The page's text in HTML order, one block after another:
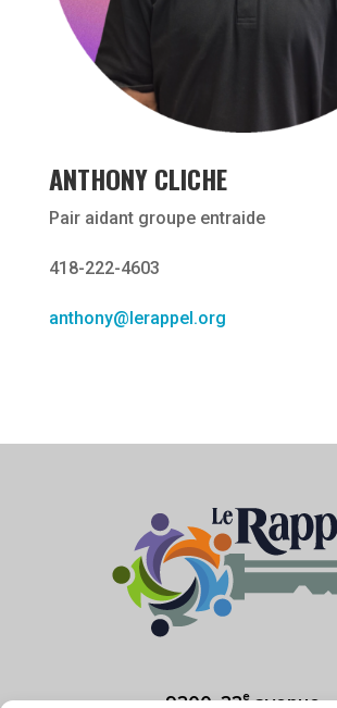
ANTHONY CLICHE
Pair aidant groupe entraide
418-222-4603
anthony@lerappel.org
9200, 22eavenue